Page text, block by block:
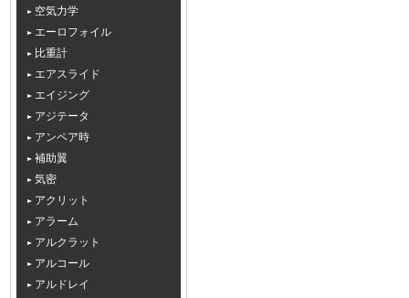
空気力学
エーロフォイル
比重計
エアスライド
エイジング
アジテータ
アンペア時
補助翼
気密
アクリット
アラーム
アルクラット
アルコール
アルドレイ